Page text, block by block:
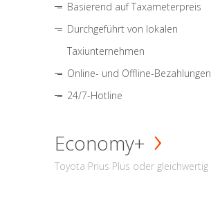
Basierend auf Taxameterpreis
Durchgeführt von lokalen
Taxiunternehmen
Online- und Offline-Bezahlungen
24/7-Hotline
Economy+
Toyota Prius Plus oder gleichwertig